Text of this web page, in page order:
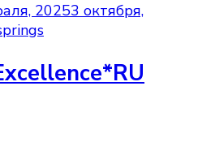
20253 октября,